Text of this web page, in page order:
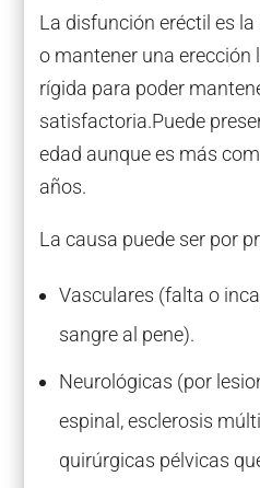
La disfunción eréctil es
o mantener una erección
rígida para poder
satisfactoria.Puede
edad aunque es más
años.
La causa puede ser por
Vasculares (falta o
sangre al pene).
Neurológicas (por
espinal, esclerosis
quirúrgicas pélvicas